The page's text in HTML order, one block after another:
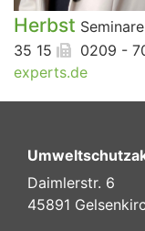
Herbst
35 15
0209 -
experts.de
Daimlerstr. 6
45891